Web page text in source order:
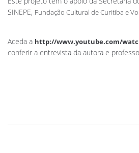
SINEPE, Fundação Cultural de Curitiba e
Aceda a http://www.youtube.com/
conferir a entrevista da autora e